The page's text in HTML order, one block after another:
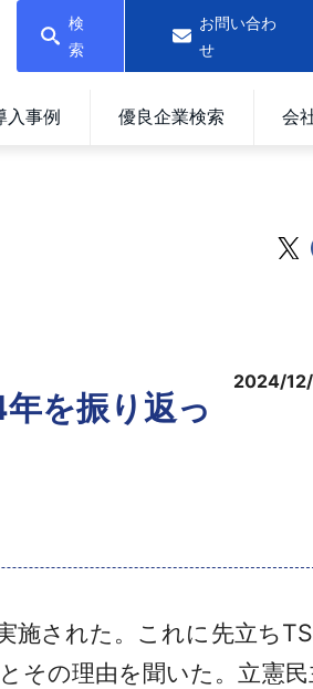
検
索
お問い合わ
せ
入事例 優良企業検索 会
を振り返っ
2024/
施された。これに先立ち
その理由を聞いた。立憲民